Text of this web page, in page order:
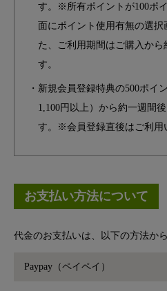
す。※所有ポイントが100ポ
面にポイント使用有無の選
た、ご利用期間はご購入から
す。
・新規会員登録特典の500ポイ
1,100円以上）から約一週間
す。※会員登録直後はご利用
お支払い方法について
代金のお支払いは、以下の方法か
Paypay（ペイペイ）